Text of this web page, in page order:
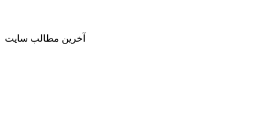
آخرین مطالب سایت